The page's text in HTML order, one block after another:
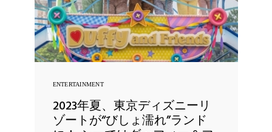
ENTERTAINMENT
2023年夏、東京ディズニーリ
ゾートが“びしょ濡れ”ランド